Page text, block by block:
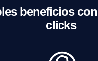
beneficios
clicks